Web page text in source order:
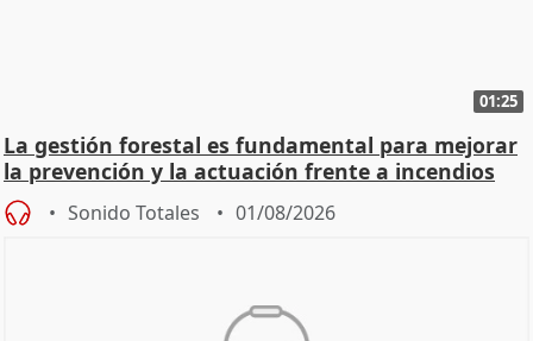
01:25
La gestión forestal es fundamental para mejorar
la prevención y la actuación frente a incendios
Sonido Totales 01/08/2026